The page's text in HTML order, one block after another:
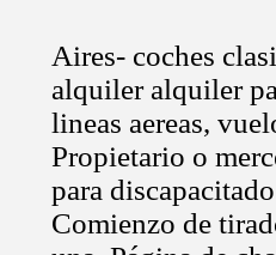
Aires- coches
alquiler alquiler
lineas aereas,
Propietario o
para
Comienzo de